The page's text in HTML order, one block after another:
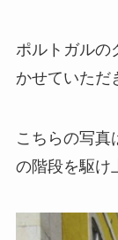
ポルトガルの
かせていただ
こちらの写真
の階段を駆け